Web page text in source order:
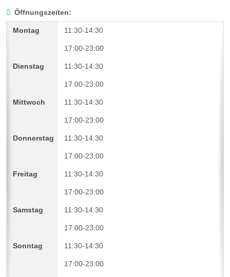
Öffnungszeiten:
11:30-14:30
17:00-23:00
11:30-14:30
17:00-23:00
11:30-14:30
17:00-23:00
11:30-14:30
17:00-23:00
11:30-14:30
17:00-23:00
11:30-14:30
17:00-23:00
11:30-14:30
17:00-23:00